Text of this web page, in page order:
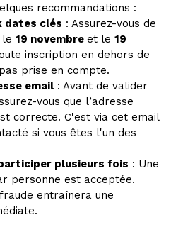
recommandations :
dates clés : Assurez-vous de
le 19 novembre et le 19
inscription en dehors de
prise en compte.
email : Avant de valider
vous que l’adresse
correcte. C'est via cet email
si vous êtes l'un des
plusieurs fois : Une
personne est acceptée.
entraînera une